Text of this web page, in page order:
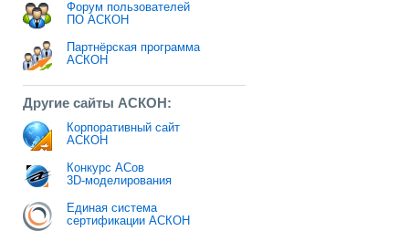
Форум пользователей
ПО АСКОН
Партнёрская программа
АСКОН
Другие сайты АСКОН:
Корпоративный сайт
АСКОН
Конкурс АСов
3D-моделирования
Единая система
сертификации АСКОН